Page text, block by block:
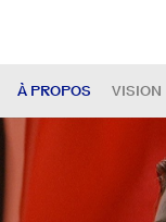
À PROPOS VISION